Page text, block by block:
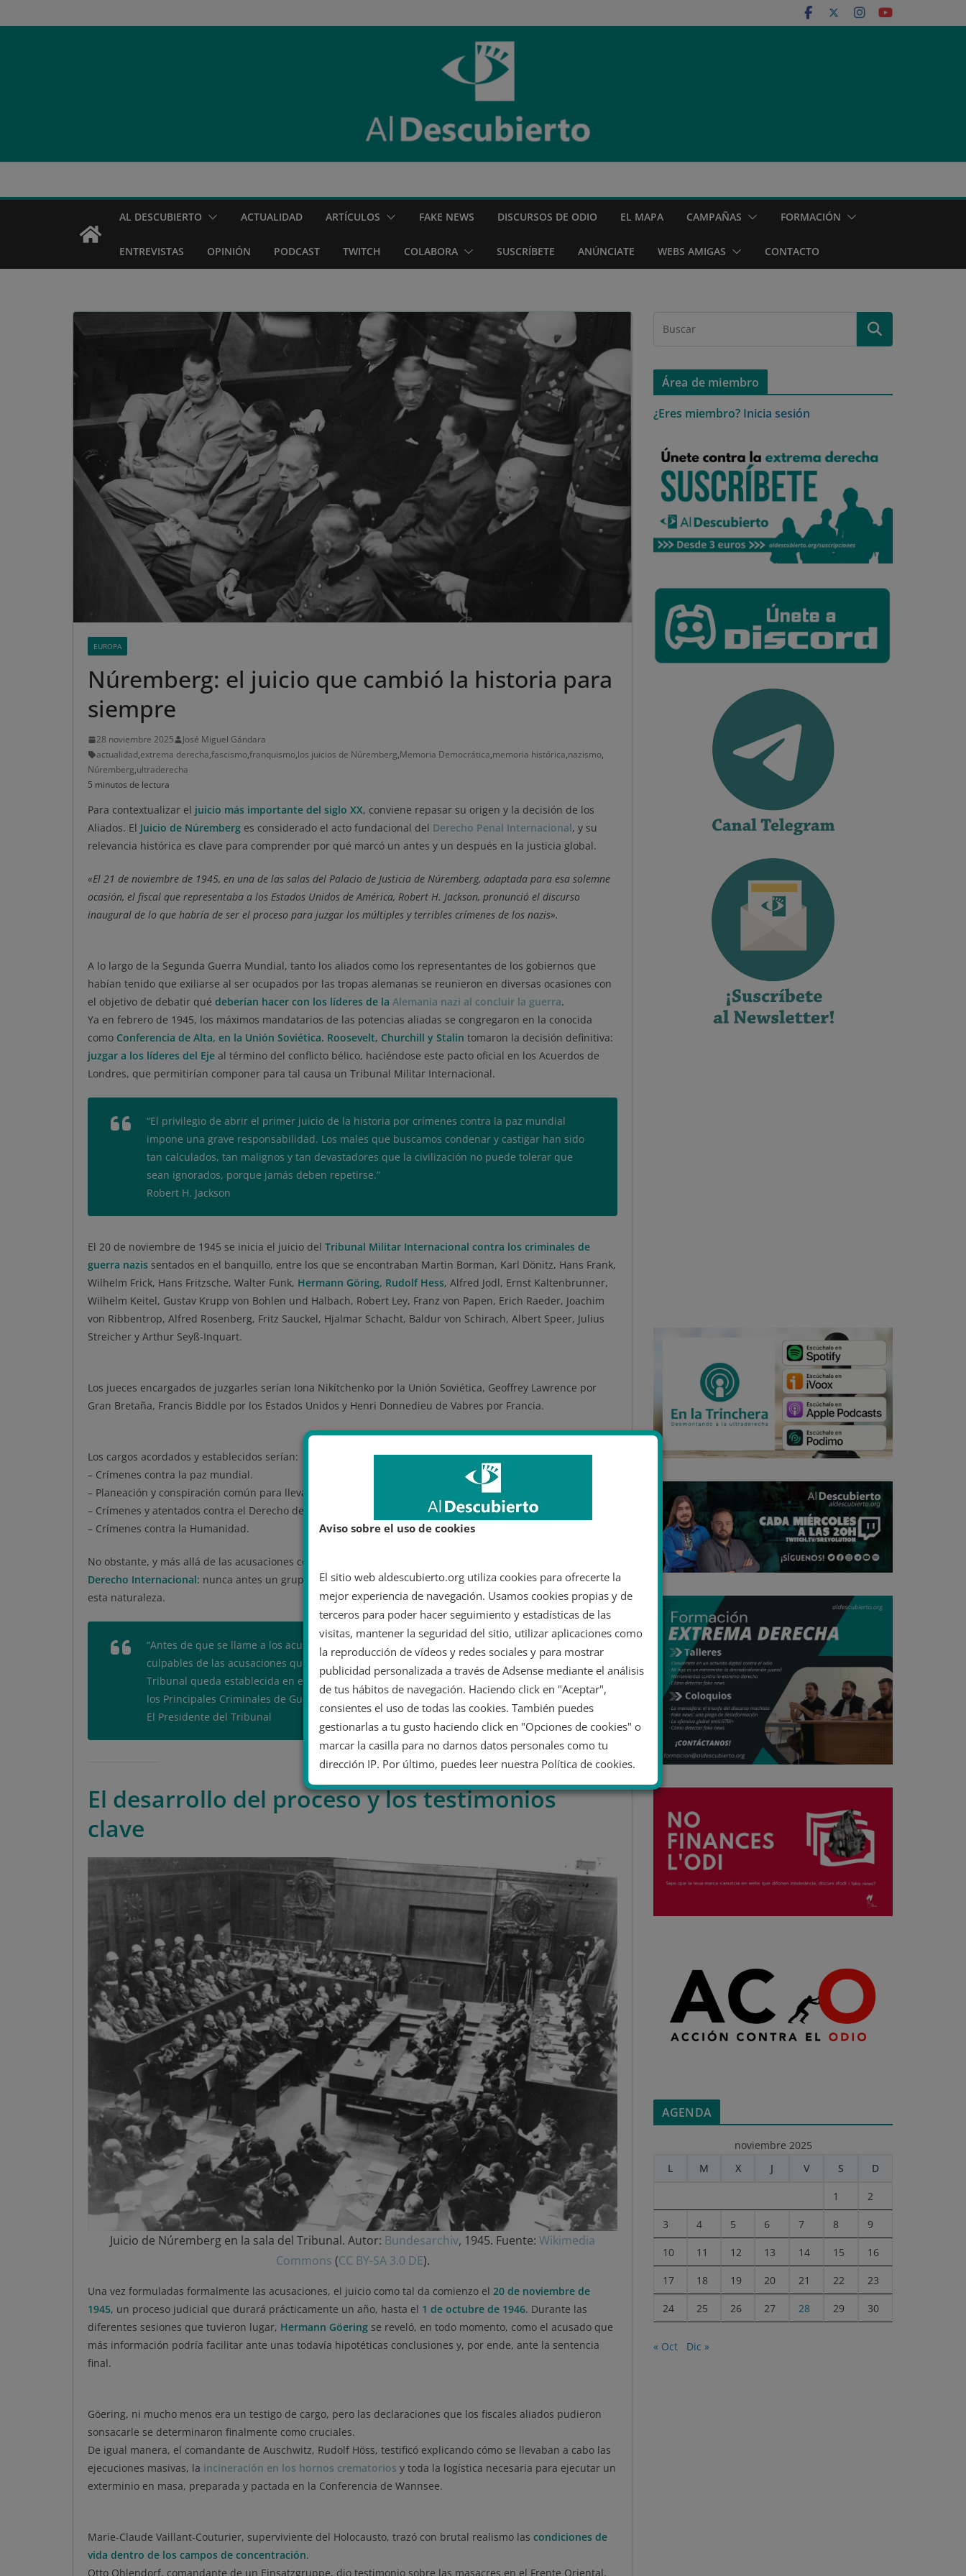
al
AL DESCUBIERTO ACTUALIDAD ARTÍCULOS FAKE NEWS DISCURSOS DE ODIO EL MAPA CAMPAÑAS FORMACIÓN
ENTREVISTAS OPINIÓN PODCAST TWITCH COLABORA SUSCRÍBETE ANÚNCIATE WEBS AMIGAS CONTACTO
EUROPA
Núremberg: el juicio que cambió la historia para
siempre
28 noviembre 2025
José Miguel Gándara
actualidad,extrema derecha,fascismo,franquismo,los juicios de Núremberg,Memoria Democrática,memoria histórica,nazismo,
Núremberg,ultraderecha
5 minutos de lectura
Para contextualizar el juicio más importante del siglo XX, conviene repasar su origen y la decisión de los
Aliados. El Juicio de Núremberg es considerado el acto fundacional del Derecho Penal Internacional, y su
relevancia histórica es clave para comprender por qué marcó un antes y un después en la justicia global.
«El 21 de noviembre de 1945, en una de las salas del Palacio de Justicia de Núremberg, adaptada para esa solemne
ocasión, el fiscal que representaba a los Estados Unidos de América, Robert H. Jackson, pronunció el discurso
inaugural de lo que habría de ser el proceso para juzgar los múltiples y terribles crímenes de los nazis».
A lo largo de la Segunda Guerra Mundial, tanto los aliados como los representantes de los gobiernos que
habían tenido que exiliarse al ser ocupados por las tropas alemanas se reunieron en diversas ocasiones con
el objetivo de debatir qué deberían hacer con los líderes de la Alemania nazi al concluir la guerra.
Ya en febrero de 1945, los máximos mandatarios de las potencias aliadas se congregaron en la conocida
como Conferencia de Alta, en la Unión Soviética. Roosevelt, Churchill y Stalin tomaron la decisión definitiva:
juzgar a los líderes del Eje al término del conflicto bélico, haciéndose este pacto oficial en los Acuerdos de
Londres, que permitirían componer para tal causa un Tribunal Militar Internacional.
“El privilegio de abrir el primer juicio de la historia por crímenes contra la paz mundial
impone una grave responsabilidad. Los males que buscamos condenar y castigar han sido
tan calculados, tan malignos y tan devastadores que la civilización no puede tolerar que
sean ignorados, porque jamás deben repetirse.”
Robert H. Jackson
El 20 de noviembre de 1945 se inicia el juicio del Tribunal Militar Internacional contra los criminales de
guerra nazis sentados en el banquillo, entre los que se encontraban Martin Borman, Karl Dönitz, Hans Frank,
Wilhelm Frick, Hans Fritzsche, Walter Funk, Hermann Göring, Rudolf Hess, Alfred Jodl, Ernst Kaltenbrunner,
Wilhelm Keitel, Gustav Krupp von Bohlen und Halbach, Robert Ley, Franz von Papen, Erich Raeder, Joachim
von Ribbentrop, Alfred Rosenberg, Fritz Sauckel, Hjalmar Schacht, Baldur von Schirach, Albert Speer, Julius
Streicher y Arthur Seyß-Inquart.
Los jueces encargados de juzgarles serían Iona Nikítchenko por la Unión Soviética, Geoffrey Lawrence por
Gran Bretaña, Francis Biddle por los Estados Unidos y Henri Donnedieu de Vabres por Francia.
Los cargos acordados y establecidos serían:
– Crímenes contra la paz mundial.
– Planeación y conspiración común para llevar adelante los crímenes.
– Crímenes y atentados contra el Derecho de Guerra.
– Crímenes contra la Humanidad.
No obstante, y más allá de las acusaciones concretas, el Proceso de Núremberg sentó las
Derecho Internacional: nunca antes un grupo de líderes de una nación había sido juzgado por hechos de
esta naturaleza.
“Antes de que se llame a los acusados de este juicio para que se declaren inocentes o
culpables de las acusaciones que pesan contra ellos […] la finalidad de la creación del
Tribunal queda establecida en el Artículo I del Estatuto como el juicio inmediato y justo de
los Principales Criminales de Guerra del Eje Europeo.”
El Presidente del Tribunal
El desarrollo del proceso y los testimonios
clave
Juicio de Núremberg en la sala del Tribunal. Autor: Bundesarchiv, 1945. Fuente: Wikimedia
Commons (CC BY-SA 3.0 DE).
Una vez formuladas formalmente las acusaciones, el juicio como tal da comienzo el 20 de noviembre de
1945, un proceso judicial que durará prácticamente un año, hasta el 1 de octubre de 1946. Durante las
diferentes sesiones que tuvieron lugar, Hermann Göering se reveló, en todo momento, como el acusado que
más información podría facilitar ante unas todavía hipotéticas conclusiones y, por ende, ante la sentencia
final.
Göering, ni mucho menos era un testigo de cargo, pero las declaraciones que los fiscales aliados pudieron
sonsacarle se determinaron finalmente como cruciales.
De igual manera, el comandante de Auschwitz, Rudolf Höss, testificó explicando cómo se llevaban a cabo las
ejecuciones masivas, la incineración en los hornos crematorios y toda la logística necesaria para ejecutar un
exterminio en masa, preparada y pactada en la Conferencia de Wannsee.
Marie-Claude Vaillant-Couturier, superviviente del Holocausto, trazó con brutal realismo las condiciones de
vida dentro de los campos de concentración.
Otto Ohlendorf, comandante de un Einsatzgruppe, dio testimonio sobre las masacres en el Frente Oriental,
Área de miembro
¿Eres miembro? Inicia sesión
AGENDA
noviembre 2025
L
M X J V S D
1 2
3 4 5 6 7 8 9
10 11 12 13 14 15 16
17 18 19 20 21 22 23
24 25 26 27 28 29 30
« Oct Dic »
Aviso sobre el uso de cookies
El sitio web aldescubierto.org utiliza cookies para ofrecerte la
mejor experiencia de navegación. Usamos cookies propias y de
terceros para poder hacer seguimiento y estadísticas de las
visitas, mantener la seguridad del sitio, utilizar aplicaciones como
la reproducción de vídeos y redes sociales y para mostrar
publicidad personalizada a través de Adsense mediante el análisis
de tus hábitos de navegación. Haciendo click en "Aceptar",
consientes el uso de todas las cookies. También puedes
gestionarlas a tu gusto haciendo click en "Opciones de cookies" o
marcar la casilla para no darnos datos personales como tu
dirección IP. Por último, puedes leer nuestra Política de cookies.
No dar mi información personal
Rechazar cookies Política de cookies